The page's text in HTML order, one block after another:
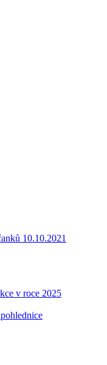
10.10.2021
v roce 2025